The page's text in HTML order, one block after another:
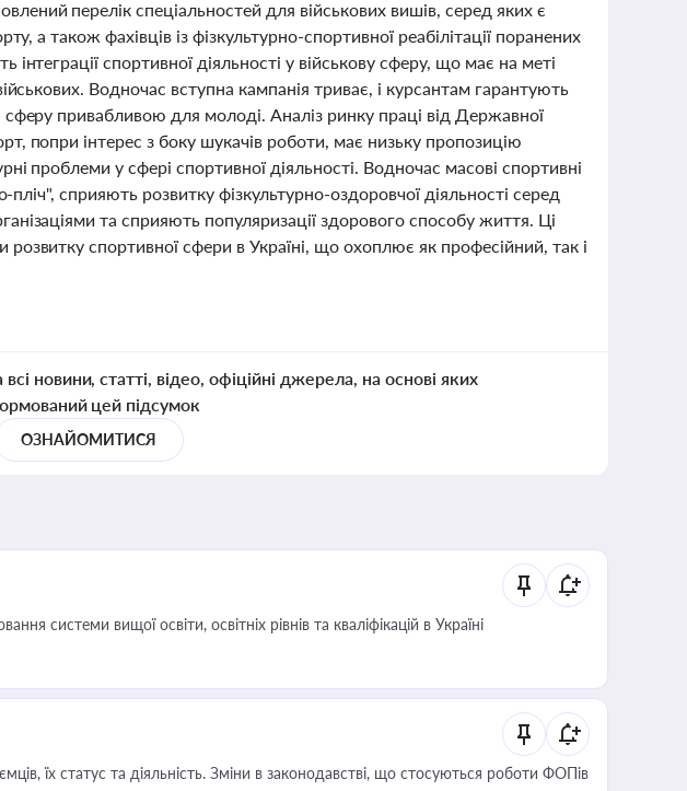
перелік спеціальностей для військових вишів, серед яких є
а також фахівців із фізкультурно-спортивної реабілітації поранених
інтеграції спортивної діяльності у військову сферу, що має на меті
Водночас вступна кампанія триває, і курсантам гарантують
привабливою для молоді. Аналіз ринку праці від Державної
попри інтерес з боку шукачів роботи, має низьку пропозицію
проблеми у сфері спортивної діяльності. Водночас масові спортивні
пліч", сприяють розвитку фізкультурно-оздоровчої діяльності серед
та сприяють популяризації здорового способу життя. Ці
спортивної сфери в Україні, що охоплює як професійний, так і
новини, статті, відео, офіційні джерела, на основі яких
цей підсумок
ОЗНАЙОМИТИСЯ
системи вищої освіти, освітніх рівнів та кваліфікацій в Україні
їх статус та діяльність. Зміни в законодавстві, що стосуються роботи ФОПів